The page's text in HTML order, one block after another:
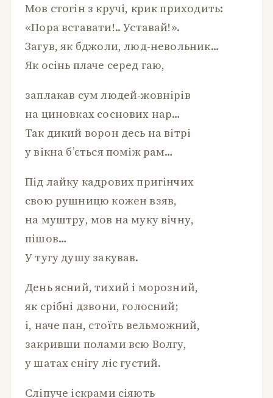
Мов стогін з кручі, крик приходить:
«Пора вставати!.. Уставай!».
Загув, як бджоли, люд-невольник…
Як осінь плаче серед гаю,
заплакав сум людей-жовнірів
на циновках соснових нар…
Так дикий ворон десь на вітрі
у вікна б’ється поміж рам…
Під лайку кадрових пригінчих
свою рушницю кожен взяв,
на муштру, мов на муку вічну,
пішов…
У тугу душу закував.
День ясний, тихий і морозний,
як срібні дзвони, голосний;
і, наче пан, стоїть вельможний,
закривши полами всю Волгу,
у шатах снігу ліс густий.
Сліпуче іскрами сіяють